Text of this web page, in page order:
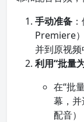
手动准备
Premiere
并到原视频
利用“批量
在“批
幕，并
配音）